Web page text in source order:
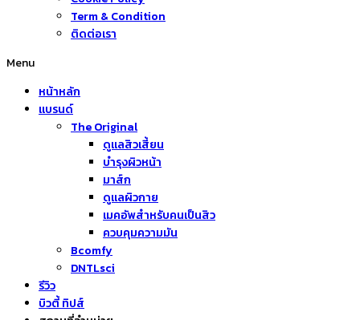
Term & Condition
ติดต่อเรา
Menu
หน้าหลัก
แบรนด์
The Original
ดูแลสิวเสี้ยน
บำรุงผิวหน้า
มาส์ก
ดูแลผิวกาย
เมคอัพสำหรับคนเป็นสิว
ควบคุมความมัน
Bcomfy
DNTLsci
รีวิว
บิวตี้ ทิปส์